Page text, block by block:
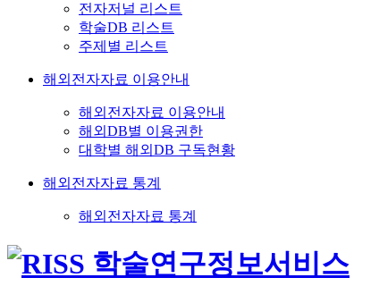
전자저널 리스트
학술DB 리스트
주제별 리스트
해외전자자료 이용안내
해외전자자료 이용안내
해외DB별 이용권한
대학별 해외DB 구독현황
해외전자자료 통계
해외전자자료 통계